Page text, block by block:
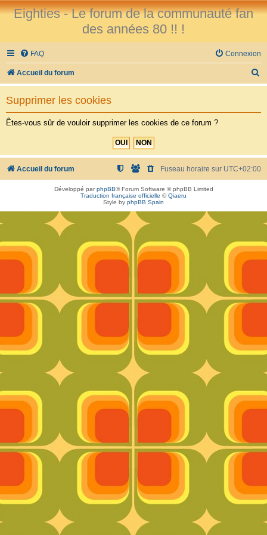
Eighties - Le forum de la communauté fan
des années 80 !! !
FAQ Connexion
Accueil du forum
e
h
r
Supprimer les cookies
Êtes-vous sûr de vouloir supprimer les cookies de ce forum ?
Accueil du forum Fuseau horaire sur UTC+02:00
Développé parphpBB® Forum Software © phpBB Limited
Traduction française officielle ©Qiaeru
Style by phpBB Spain